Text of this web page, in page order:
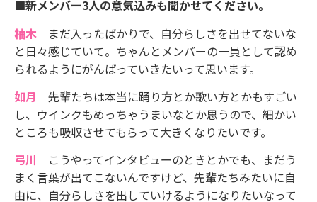
■新メンバー3人の意気込みも聞かせてください。
柚木
まだ入ったばかりで、自分らしさを出せてないな
と日々感じていて。ちゃんとメンバーの一員として認め
られるようにがんばっていきたいって思います。
如月 先輩たちは本当に踊り方とか歌い方とかもすごい
し、ウインクもめっちゃうまいなとか思うので、細かい
ところも吸収させてもらって大きくなりたいです。
弓川 こうやってインタビューのときとかでも、まだう
まく言葉が出てこないんですけど、先輩たちみたいに自
由に、自分らしさを出していけるようになりたいなって